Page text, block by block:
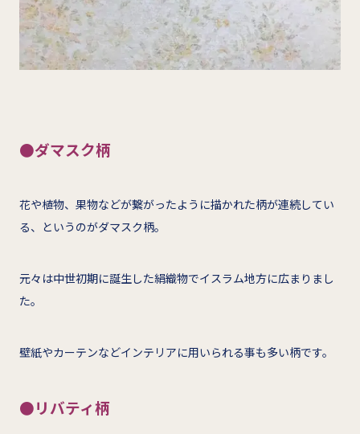
●ダマスク柄
花や植物、果物などが繋がったように描かれた柄が連続してい
る、というのがダマスク柄。
元々は中世初期に誕生した絹織物でイスラム地方に広まりまし
た。
壁紙やカーテンなどインテリアに用いられる事も多い柄です。
●リバティ柄